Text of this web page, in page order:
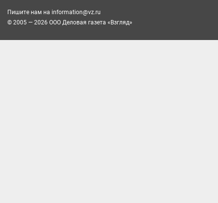
Пишите нам на information@vz.ru
© 2005 — 2026 ООО Деловая газета «Взгляд»